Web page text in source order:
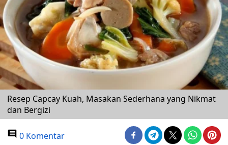
Resep Capcay Kuah, Masakan Sederhana yang Nikmat
dan Bergizi
0 Komentar